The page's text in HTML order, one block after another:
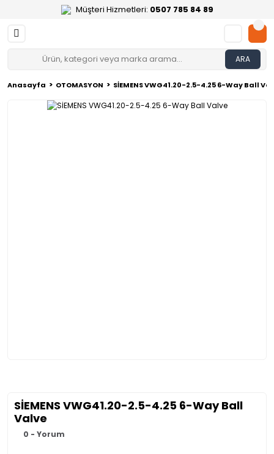
Müşteri Hizmetleri: 0507 785 84 89
ARA
Anasayfa OTOMASYON SİEMENS VWG41.20-2.5-4.25 6-Way Ball
SİEMENS VWG41.20-2.5-4.25 6-Way Ball
Valve
0 - Yorum